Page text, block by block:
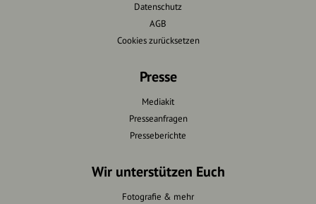
Datenschutz
AGB
Cookies zurücksetzen
Presse
Mediakit
Presseanfragen
Presseberichte
Wir unterstützen Euch
Fotografie & mehr